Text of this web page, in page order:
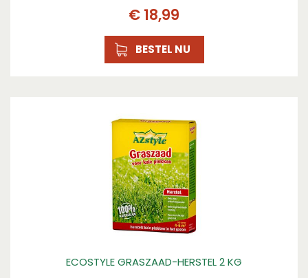
Frisse en pittige smaak
Zaaitijd binnen vanaf
Zaaitijd binnen tot
december, december
Zaaitijd buiten vanaf
oktober, oktober
€ 18,99
BESTEL NU
ECOSTYLE GRASZAAD-HERSTEL 2 KG